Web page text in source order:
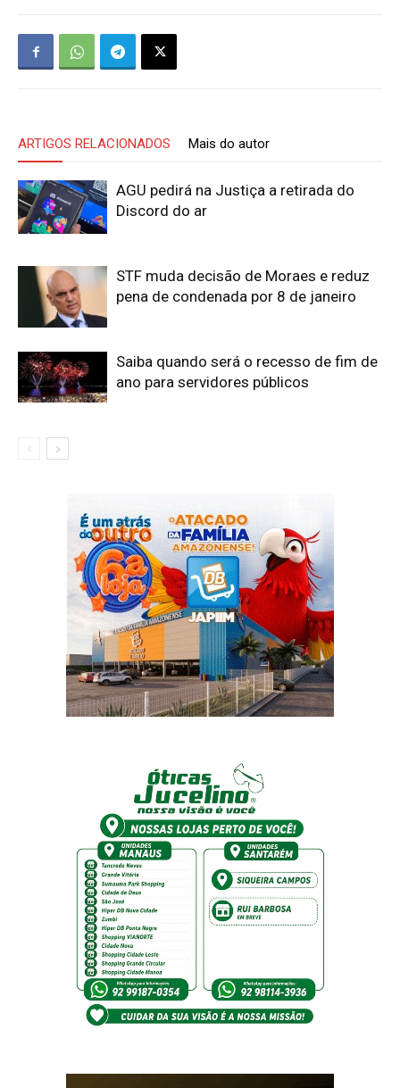
ARTIGOS RELACIONADOS Mais do autor
AGU pedirá na Justiça a retirada do
Discord do ar
STF muda decisão de Moraes e reduz
pena de condenada por 8 de janeiro
Saiba quando será o recesso de fim de
ano para servidores públicos